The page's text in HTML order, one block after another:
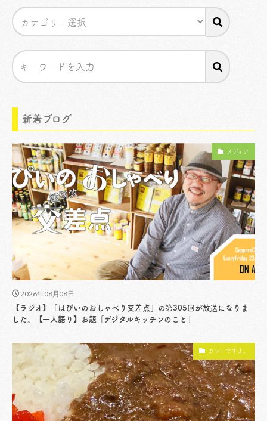
新着ブログ
メディア
2026年08月08日
【ラジオ】「はぴいのおしゃべり交差点」の第305回が放送になりま
した。【一人語り】お題「デジタルキッチンのこと」
カレーですよ。